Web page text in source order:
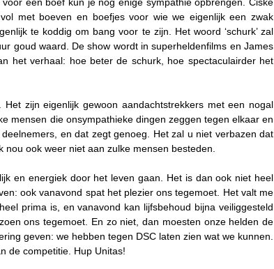
met boeven en boefjes voor wie we eigenlijk een zwak
te koddig om bang voor te zijn. Het woord ‘schurk’ zal
goud waard. De show wordt in superheldenfilms en James
het verhaal: hoe beter de schurk, hoe spectaculairder het
zijn eigenlijk gewoon aandachtstrekkers met een nogal
mensen die onsympathieke dingen zeggen tegen elkaar en
en dat zegt genoeg. Het zal u niet verbazen dat
ook weer niet aan zulke mensen besteden.
en energiek door het leven gaan. Het is dan ook niet heel
ook vanavond spat het plezier ons tegemoet. Het valt me
prima is, en vanavond kan lijfsbehoud bijna veiliggesteld
ons tegemoet. En zo niet, dan moesten onze helden de
geven: we hebben tegen DSC laten zien wat we kunnen.
de competitie. Hup Unitas!